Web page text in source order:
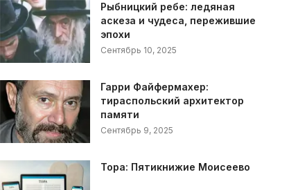
Рыбницкий ребе: ледяная
аскеза и чудеса, пережившие
эпохи
Сентябрь 10, 2025
Гарри Файфермахер:
тираспольский архитектор
памяти
Сентябрь 9, 2025
Тора: Пятикнижие Моисеево